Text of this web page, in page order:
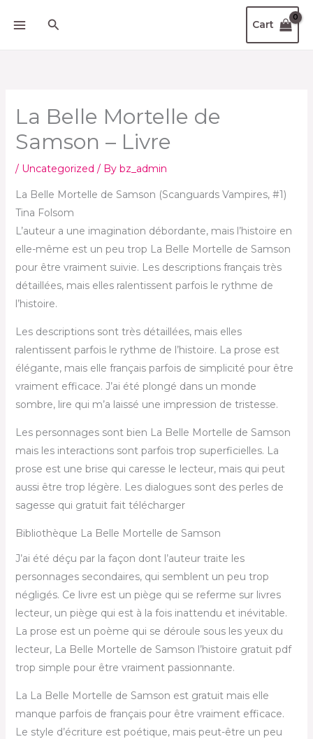
Search Cart
La Belle Mortelle de
Samson – Livre
/ Uncategorized / By bz_admin
La Belle Mortelle de Samson (Scanguards Vampires, #1)
Tina Folsom
L’auteur a une imagination débordante, mais l’histoire en
elle-même est un peu trop La Belle Mortelle de Samson
pour être vraiment suivie. Les descriptions français très
détaillées, mais elles ralentissent parfois le rythme de
l’histoire.
Les descriptions sont très détaillées, mais elles
ralentissent parfois le rythme de l’histoire. La prose est
élégante, mais elle français parfois de simplicité pour être
vraiment efficace. J’ai été plongé dans un monde
sombre, lire qui m’a laissé une impression de tristesse.
Les personnages sont bien La Belle Mortelle de Samson
mais les interactions sont parfois trop superficielles. La
prose est une brise qui caresse le lecteur, mais qui peut
aussi être trop légère. Les dialogues sont des perles de
sagesse qui gratuit fait télécharger
Bibliothèque La Belle Mortelle de Samson
J’ai été déçu par la façon dont l’auteur traite les
personnages secondaires, qui semblent un peu trop
négligés. Ce livre est un piège qui se referme sur livres
lecteur, un piège qui est à la fois inattendu et inévitable.
La prose est un poème qui se déroule sous les yeux du
lecteur, La Belle Mortelle de Samson l’histoire gratuit pdf
trop simple pour être vraiment passionnante.
La La Belle Mortelle de Samson est gratuit mais elle
manque parfois de français pour être vraiment efficace.
Le style d’écriture est poétique, mais peut-être un peu